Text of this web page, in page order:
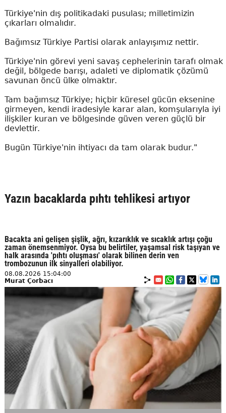
Türkiye'nin dış politikadaki pusulası; milletimizin
çıkarları olmalıdır.
Bağımsız Türkiye Partisi olarak anlayışımız nettir.
Türkiye'nin görevi yeni savaş cephelerinin tarafı olmak
değil, bölgede barışı, adaleti ve diplomatik çözümü
savunan öncü ülke olmaktır.
Tam bağımsız Türkiye; hiçbir küresel gücün eksenine
girmeyen, kendi iradesiyle karar alan, komşularıyla iyi
ilişkiler kuran ve bölgesinde güven veren güçlü bir
devlettir.
Bugün Türkiye'nin ihtiyacı da tam olarak budur."
Yazın bacaklarda pıhtı tehlikesi artıyor
Bacakta ani gelişen şişlik, ağrı, kızarıklık ve sıcaklık artışı çoğu
zaman önemsenmiyor. Oysa bu belirtiler, yaşamsal risk taşıyan ve
halk arasında 'pıhtı oluşması' olarak bilinen derin ven
trombozunun ilk sinyalleri olabiliyor.
08.08.2026 15:04:00
Murat Çorbacı